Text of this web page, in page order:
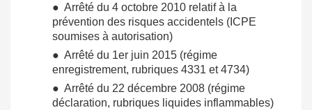
● Arrêté du 4 octobre 2010 relatif à la
prévention des risques accidentels (ICPE
soumises à autorisation)
● Arrêté du 1er juin 2015 (régime
enregistrement, rubriques 4331 et 4734)
● Arrêté du 22 décembre 2008 (régime
déclaration, rubriques liquides inflammables)